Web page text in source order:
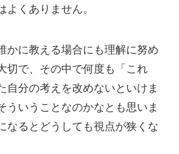
よくありません。
かに教える場合にも理解に努め
切で、その中で何度も「これ
自分の考えを改めないといけま
ういうことなのかなとも思いま
なるとどうしても視点が狭くな